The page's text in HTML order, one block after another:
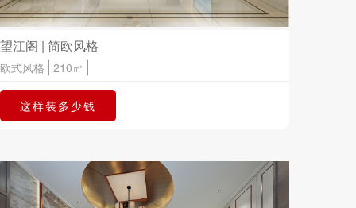
望江阁 | 简欧风格
欧式风格 210㎡
这样装多少钱